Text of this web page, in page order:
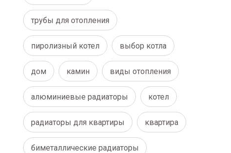
трубы для отопления
пиролизный котел выбор котла
дом камин виды отопления
алюминиевые радиаторы котел
радиаторы для квартиры квартира
биметаллические радиаторы